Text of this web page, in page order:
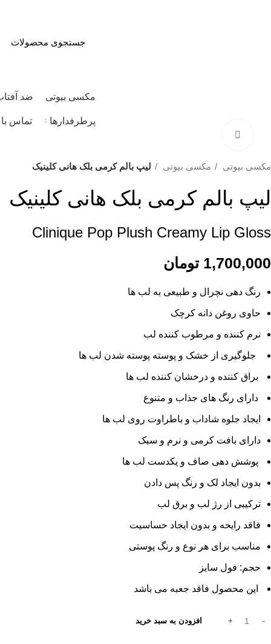
مکسی بیوتی ضد
پرطرفدارها تماس با
مکسی بیوتی مکسی بیوتی لیپ بالم کرمی بلک هانی کلینیک
لیپ بالم کرمی بلک هانی کلینیک
Clinique Pop Plush Creamy Lip Gloss
1,700,000 تومان
رنگ دهی نچرال و طبیعی به لب ها
حاوی روغن دانه کرچک
نرم کننده و مرطوب کننده لب
جلوگیری از خشک و پوسته پوسته شدن لب ها
براق کننده و درخشان کننده لب ها
دارای رنگ های جذاب و متنوع
ایجاد جلوه شاداب و باطراوت روی لب ها
دارای بافت کرمی و نرم و سبک
پوشش دهی صاف و یکدست لب ها
بدون ایجاد لک و رنگ پس دادن
ترکیبی از رژ لب و برق لب
فاقد رایحه و بدون ایجاد حساسیت
مناسب برای هر نوع و رنگ پوستی
حجم: فول سایز
این محصول فاقد جعبه می باشد
افزودن به سبد خرید